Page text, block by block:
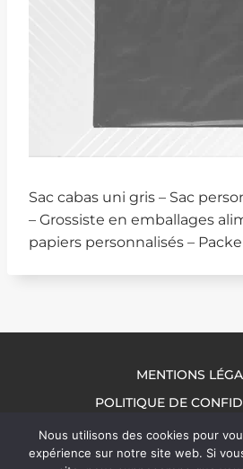
Sac cabas uni gris – Sac
– Grossiste en emballages
papiers personnalisés –
MENTIONS
POLITIQUE DE
NOUS
Nous utilisons des cookies pour
expérience sur notre site web. Si